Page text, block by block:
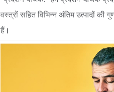
वस्त्रों सहित विभिन्न अंतिम उत्पादों की
हैं।